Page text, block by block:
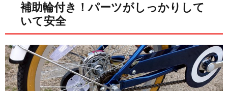
補助輪付き！パーツがしっかりして
いて安全